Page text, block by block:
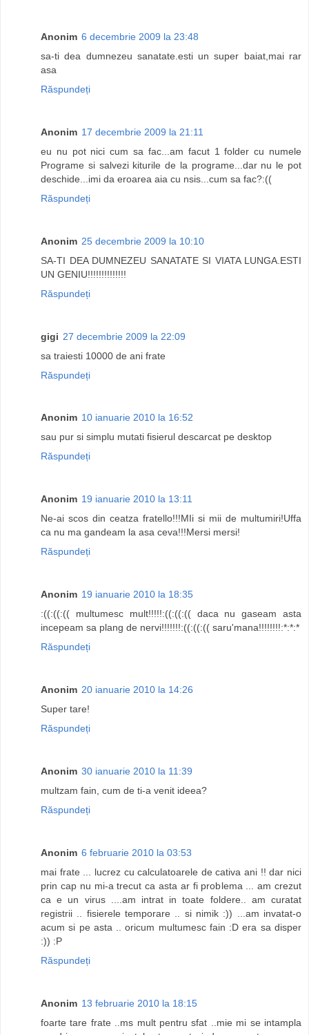
Anonim 6 decembrie 2009 la 23:48
sa-ti dea dumnezeu sanatate.esti un super baiat,mai rar
asa
Răspundeți
Anonim 17 decembrie 2009 la 21:11
eu nu pot nici cum sa fac...am facut 1 folder cu numele
Programe si salvezi kiturile de la programe...dar nu le pot
deschide...imi da eroarea aia cu nsis...cum sa fac?:((
Răspundeți
Anonim 25 decembrie 2009 la 10:10
SA-TI DEA DUMNEZEU SANATATE SI VIATA LUNGA.ESTI
UN GENIU!!!!!!!!!!!!!!
Răspundeți
gigi 27 decembrie 2009 la 22:09
sa traiesti 10000 de ani frate
Răspundeți
Anonim 10 ianuarie 2010 la 16:52
sau pur si simplu mutati fisierul descarcat pe desktop
Răspundeți
Anonim 19 ianuarie 2010 la 13:11
Ne-ai scos din ceatza fratello!!!MIi si mii de multumiri!Uffa
ca nu ma gandeam la asa ceva!!!Mersi mersi!
Răspundeți
Anonim 19 ianuarie 2010 la 18:35
:((:((:(( multumesc mult!!!!!:((:((:(( daca nu gaseam asta
incepeam sa plang de nervi!!!!!!!:((:((:(( saru'mana!!!!!!!!:*:*:*
Răspundeți
Anonim 20 ianuarie 2010 la 14:26
Super tare!
Răspundeți
Anonim 30 ianuarie 2010 la 11:39
multzam fain, cum de ti-a venit ideea?
Răspundeți
Anonim 6 februarie 2010 la 03:53
mai frate ... lucrez cu calculatoarele de cativa ani !! dar nici
prin cap nu mi-a trecut ca asta ar fi problema ... am crezut
ca e un virus ....am intrat in toate foldere.. am curatat
registrii .. fisierele temporare .. si nimik :)) ...am invatat-o
acum si pe asta .. oricum multumesc fain :D era sa disper
:)) :P
Răspundeți
Anonim 13 februarie 2010 la 18:15
foarte tare frate ..ms mult pentru sfat ..mie mi se intampla